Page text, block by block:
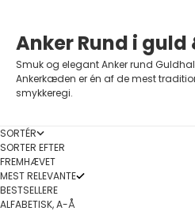
Anker Rund i
Smuk og elegant Anker rund
Ankerkæden er én af de mest
smykkeregi.
SORTÉR
SORTER EFTER
FREMHÆVET
MEST RELEVANTE
BESTSELLERE
ALFABETISK, A-Å